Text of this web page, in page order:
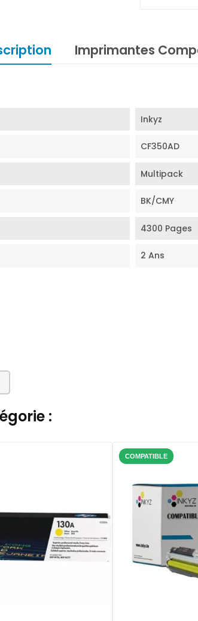
Imprimantes
Inkyz
CF350AD
Multipack
BK/CMY
4300 Pages
2 Ans
:
COMPATIBLE